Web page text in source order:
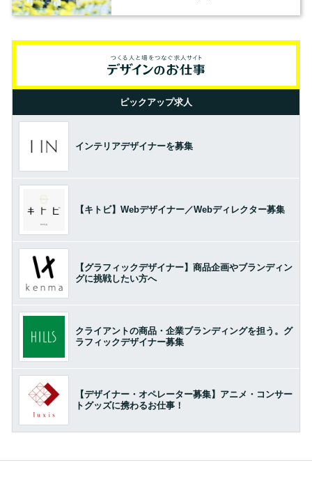
ピックアップ求人
インテリアデザイナーを募集
【キトビ】Webデザイナー／Webディレクター募集
【グラフィックデザイナー】商品企画やブランディン
グに挑戦したい方へ
クライアントの商品・企業ブランディングを担う。グ
ラフィックデザイナー募集
【デザイナー・オペレーター募集】アニメ・コンサー
トグッズに携わるお仕事！